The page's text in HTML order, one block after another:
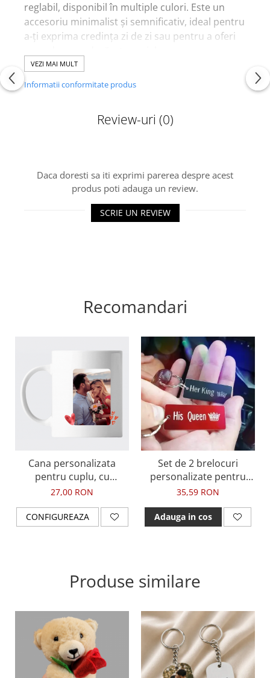
reglabil, disponibil în multiple culori. Este un
accesoriu minimalist și semnificativ, ideal pentru
a-ți exprima credința zi de zi sau pentru a oferi
✨Detalii produs:
❤️ Dimensiune plăcuță: 35 x 10 mm, aluminiu
Greater Than the Highs and the Lows
❤️ Culori șnur disponibile: negru, roșu, alb,
verde, verde închis, bleu, albastru, roz neon,
galben, roșu închis, albastru intens, indigo,
adolescenți
Brățară creștină cu simbol de protecție și
credință
Accesoriu zilnic care transmite speranță și
Cadou personalizat cu mesaj religios pentru
cei dragi
Această brățară esterealizată la comandă
livrată cu atenție, pentru a fi un dar memorabil
și de suflet.
VEZI MAI MULT
Informatii conformitate produs
Review-uri (0)
Daca doresti sa iti exprimi parerea despre acest
produs poti adauga un review.
SCRIE UN REVIEW
Recomandari
Cana personalizata
pentru cuplu, cu
fotografie, nume si
27,00 RON
CONFIGUREAZA
Set de 2 brelocuri
personalizate pentru
cuplu, Her King, His
35,59 RON
Adauga in cos
Produse similare